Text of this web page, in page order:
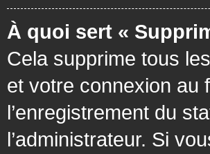
À quoi sert «
Cela supprime tous
et votre connexion au
l’enregistrement du
l’administrateur. Si